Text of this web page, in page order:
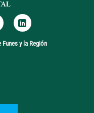
y la Región